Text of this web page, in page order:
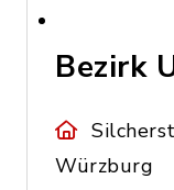
Bezirk
Würzburg